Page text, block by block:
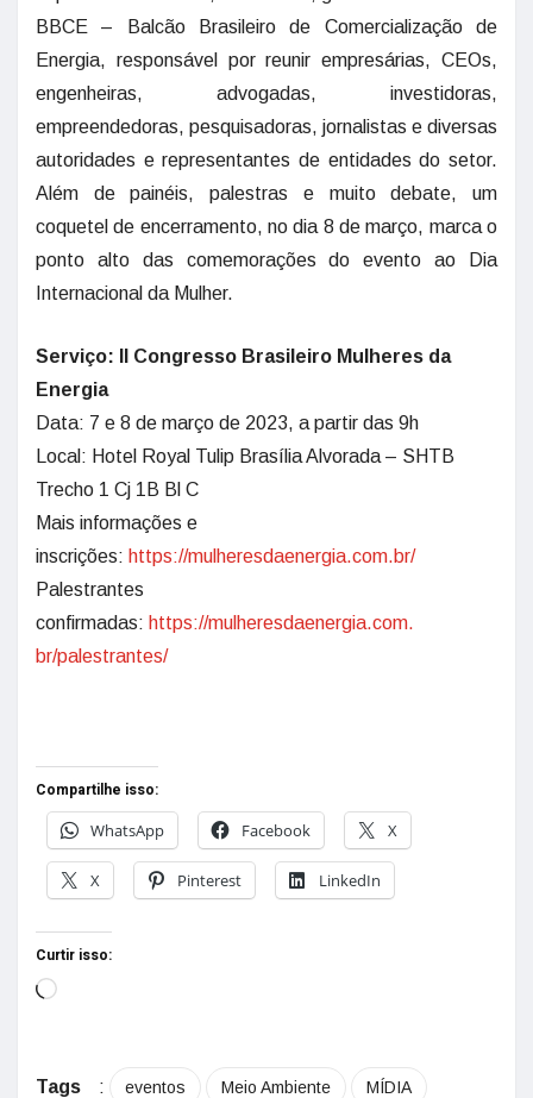
BBCE – Balcão Brasileiro de Comercialização de
Energia, responsável por reunir empresárias, CEOs,
engenheiras, advogadas, investidoras,
empreendedoras, pesquisadoras, jornalistas e diversas
autoridades e representantes de entidades do setor.
Além de painéis, palestras e muito debate, um
coquetel de encerramento, no dia 8 de março, marca o
ponto alto das comemorações do evento ao Dia
Internacional da Mulher.
Serviço: II Congresso Brasileiro Mulheres da
Energia
Data: 7 e 8 de março de 2023, a partir das 9h
Local: Hotel Royal Tulip Brasília Alvorada – SHTB
Trecho 1 Cj 1B Bl C
Mais informações e
inscrições: https://mulheresdaenergia.com.br/
Palestrantes
confirmadas: https://mulheresdaenergia.com.
br/palestrantes/
Compartilhe isso:
WhatsApp
Facebook X
X Pinterest LinkedIn
Curtir isso:
Tags : eventos Meio Ambiente MÍDIA